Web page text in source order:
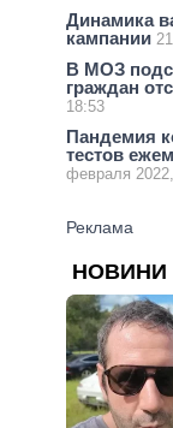
Динамика
кампании
В МОЗ
граждан
18:53
Пандемия
тестов
февраля